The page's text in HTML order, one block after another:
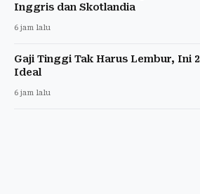
Inggris dan Skotlandia
6 jam lalu
Gaji Tinggi Tak Harus Lembur, Ini
Ideal
6 jam lalu